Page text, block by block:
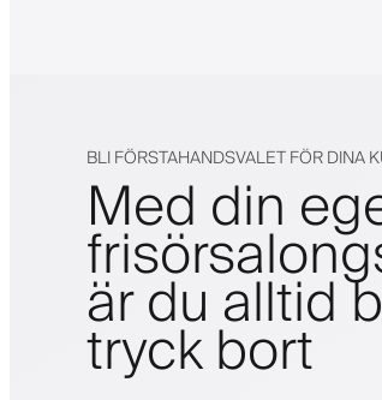
BLI FÖRSTAHANDSVALET FÖR DINA
Med din
är du alltid
tryck bort